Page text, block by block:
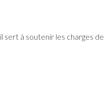
sert à soutenir les charges de